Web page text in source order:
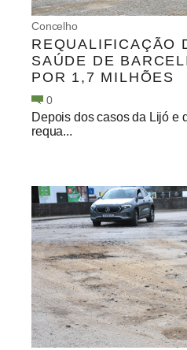
Concelho
REQUALIFICAÇÃO
SAÚDE DE
POR 1,7 MILHÕES
0
Depois dos casos da Lijó e
requa...